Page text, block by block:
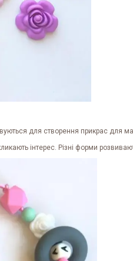
для створення прикрас для
інтерес. Різні форми